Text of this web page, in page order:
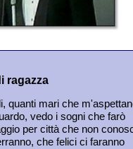
ragazza
quanti mari che
vedo i sogni che farò
per città che non
che felici ci faranno